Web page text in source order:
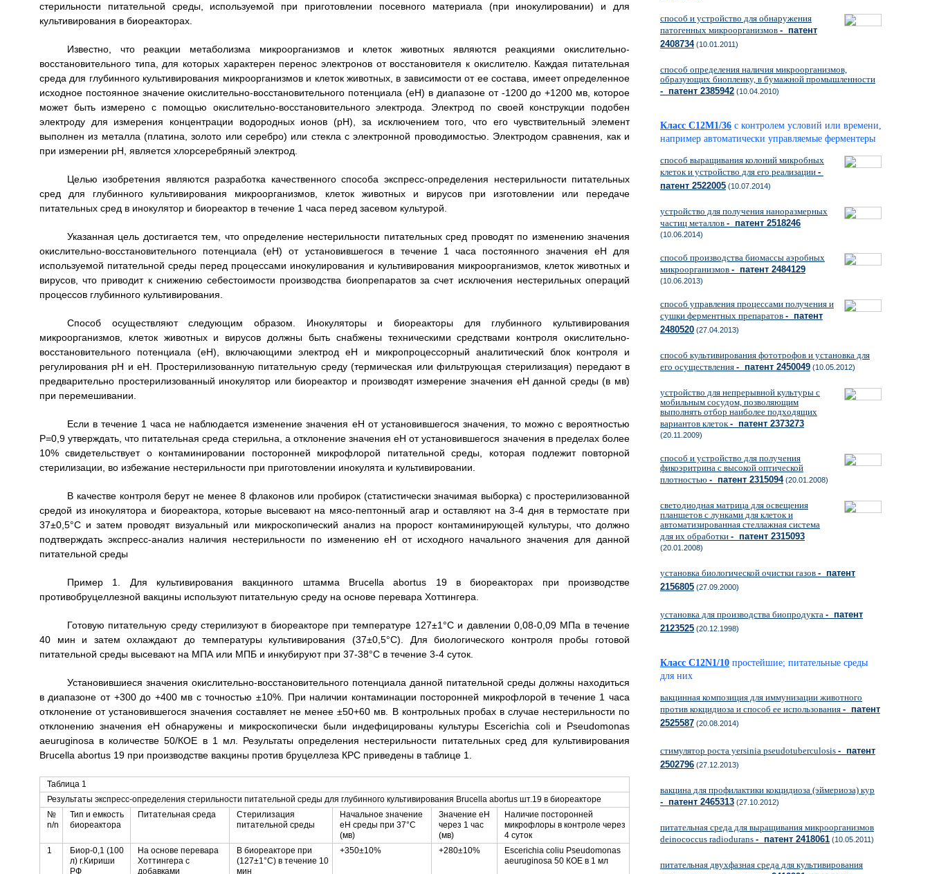
стерильности питательной среды, используемой при приготовлении посевного материала (при инокулировании) и для
культивирования в биореакторах.
Известно, что реакции метаболизма микроорганизмов и клеток животных являются реакциями окислительно-
восстановительного типа, для которых характерен перенос электронов от восстановителя к окислителю. Каждая питательная
среда для глубинного культивирования микроорганизмов и клеток животных, в зависимости от ее состава, имеет определенное
исходное постоянное значение окислительно-восстановительного потенциала (еН) в диапазоне от -1200 до +1200 мв, которое
может быть измерено с помощью окислительно-восстановительного электрода. Электрод по своей конструкции подобен
электроду для измерения концентрации водородных ионов (рН), за исключением того, что его чувствительный элемент
выполнен из металла (платина, золото или серебро) или стекла с электронной проводимостью. Электродом сравнения, как и
при измерении рН, является хлорсеребряный электрод.
Целью изобретения являются разработка качественного способа экспресс-определения нестерильности питательных
сред для глубинного культивирования микроорганизмов, клеток животных и вирусов при изготовлении или передаче
питательных сред в инокулятор и биореактор в течение 1 часа перед засевом культурой.
Указанная цель достигается тем, что определение нестерильности питательных сред проводят по изменению значения
окислительно-восстановительного потенциала (еН) от установившегося в течение 1 часа постоянного значения еН для
используемой питательной среды перед процессами инокулирования и культивирования микроорганизмов, клеток животных и
вирусов, что приводит к снижению себестоимости производства биопрепаратов за счет исключения нестерильных операций
процессов глубинного культивирования.
Способ осуществляют следующим образом. Инокуляторы и биореакторы для глубинного культивирования
микроорганизмов, клеток животных и вирусов должны быть снабжены техническими средствами контроля окислительно-
восстановительного потенциала (еН), включающими электрод еН и микропроцессорный аналитический блок контроля и
регулирования рН и еН. Простерилизованную питательную среду (термическая или фильтрующая стерилизация) передают в
предварительно простерилизованный инокулятор или биореактор и производят измерение значения еН данной среды (в мв)
при перемешивании.
Если в течение 1 часа не наблюдается изменение значения еН от установившегося значения, то можно с вероятностью
Р=0,9 утверждать, что питательная среда стерильна, а отклонение значения еН от установившегося значения в пределах более
10% свидетельствует о контаминировании посторонней микрофлорой питательной среды, которая подлежит повторной
стерилизации, во избежание нестерильности при приготовлении инокулята и культивировании.
В качестве контроля берут не менее 8 флаконов или пробирок (статистически значимая выборка) с простерилизованной
средой из инокулятора и биореактора, которые высевают на мясо-пептонный агар и оставляют на 3-4 дня в термостате при
37±0,5°С и затем проводят визуальный или микроскопический анализ на пророст контаминирующей культуры, что должно
подтверждать экспресс-анализ наличия нестерильности по изменению еН от исходного начального значения для данной
питательной среды
Пример 1. Для культивирования вакцинного штамма Brucella abortus 19 в биореакторах при производстве
противобруцеллезной вакцины используют питательную среду на основе перевара Хоттингера.
Готовую питательную среду стерилизуют в биореакторе при температуре 127±1°С и давлении 0,08-0,09 МПа в течение
40 мин и затем охлаждают до температуры культивирования (37±0,5°С). Для биологического контроля пробы готовой
питательной среды высевают на МПА или МПБ и инкубируют при 37-38°С в течение 3-4 суток.
Установившиеся значения окислительно-восстановительного потенциала данной питательной среды должны находиться
в диапазоне от +300 до +400 мв с точностью ±10%. При наличии контаминации посторонней микрофлорой в течение 1 часа
отклонение от установившегося значения составляет не менее ±50+60 мв. В контрольных пробах в случае нестерильности по
отклонению значения еН обнаружены и микроскопически были индефицированы культуры Escerichia coli и Pseudomonas
aeuruginosa в количестве 50/КОЕ в 1 мл. Результаты определения нестерильности питательных сред для культивирования
Brucella abortus 19 при производстве вакцины против бруцеллеза КРС приведены в таблице 1.
Таблица 1
Результаты экспресс-определения стерильности питательной среды для глубинного культивирования Brucella abortus шт.19 в биореакторе
№
n/n
Тип и емкость
биореактора
Питательная среда
Стерилизация
питательной среды
Начальное значение
еН среды при 37°С
(мв)
Значение еН
через 1 час
(мв)
Наличие посторонней
микрофлоры в контроле через
4 суток
1
Биор-0,1 (100
л) г.Кириши
РФ
На основе перевара
Хоттингера с
добавками
В биореакторе при
(127±1°С) в течение 10
мин
+350±10% +280±10%
Escerichia coliu Pseudomonas
aeuruginosa 50 КОЕ в 1 мл
способ и устройство для обнаружения
патогенных микроорганизмов - патент
2408734(10.01.2011)
способ определения наличия микроорганизмов,
образующих биопленку, в бумажной промышленности
- патент 2385942 (10.04.2010)
Класс C12M1/36 с контролем условий или времени,
например автоматически управляемые ферментеры
способ выращивания колоний микробных
клеток и устройство для его реализации -
патент 2522005 (10.07.2014)
устройство для получения наноразмерных
частиц металлов - патент 2518246
(10.06.2014)
способ производства биомассы аэробных
микроорганизмов - патент 2484129
(10.06.2013)
способ управления процессами получения и
сушки ферментных препаратов - патент
2480520 (27.04.2013)
способ культивирования фототрофов и установка для
его осуществления - патент 2450049 (10.05.2012)
устройство для непрерывной культуры с
мобильным сосудом, позволяющим
выполнять отбор наиболее подходящих
вариантов клеток- патент 2373273
(20.11.2009)
способ и устройство для получения
фикоэритрина с высокой оптической
плотностью - патент 2315094(20.01.2008)
светодиодная матрица для освещения
планшетов с лунками для клеток и
автоматизированная стеллажная система
для их обработки - патент 2315093
(20.01.2008)
установка биологической очистки газов - патент
2156805 (27.09.2000)
установка для производства биопродукта - патент
2123525 (20.12.1998)
Класс C12N1/10 простейшие; питательные среды
для них
вакцинная композиция для иммунизации животного
против кокцидиоза и способ ее использования - патент
2525587 (20.08.2014)
стимулятор роста yersinia pseudotuberculosis - патент
2502796 (27.12.2013)
вакцина для профилактики кокцидиоза (эймериоза) кур
- патент 2465313 (27.10.2012)
питательная среда для выращивания микроорганизмов
deinococcus radiodurans - патент 2418061 (10.05.2011)
питательная двухфазная среда для культивирования